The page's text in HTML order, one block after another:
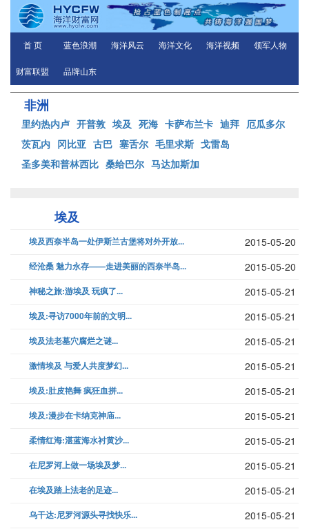
首 页 蓝色浪潮 海洋风云 海洋文化 海洋视频 领军人物
财富联盟 品牌山东
非洲
里约热内卢 开普敦 埃及 死海 卡萨布兰卡 迪拜 厄瓜多尔
茨瓦内 冈比亚 古巴 塞舌尔 毛里求斯 戈雷岛
圣多美和普林西比 桑给巴尔 马达加斯加
埃及
埃及西奈半岛一处伊斯兰古堡将对外开放... 2015-05-20
经沧桑 魅力永存——走进美丽的西奈半岛... 2015-05-20
神秘之旅:游埃及 玩疯了... 2015-05-21
埃及:寻访7000年前的文明... 2015-05-21
埃及法老墓穴腐烂之谜... 2015-05-21
激情埃及 与爱人共度梦幻... 2015-05-21
埃及:肚皮艳舞 疯狂血拼... 2015-05-21
埃及:漫步在卡纳克神庙... 2015-05-21
柔情红海:湛蓝海水衬黄沙... 2015-05-21
在尼罗河上做一场埃及梦... 2015-05-21
在埃及踏上法老的足迹... 2015-05-21
乌干达:尼罗河源头寻找快乐... 2015-05-21